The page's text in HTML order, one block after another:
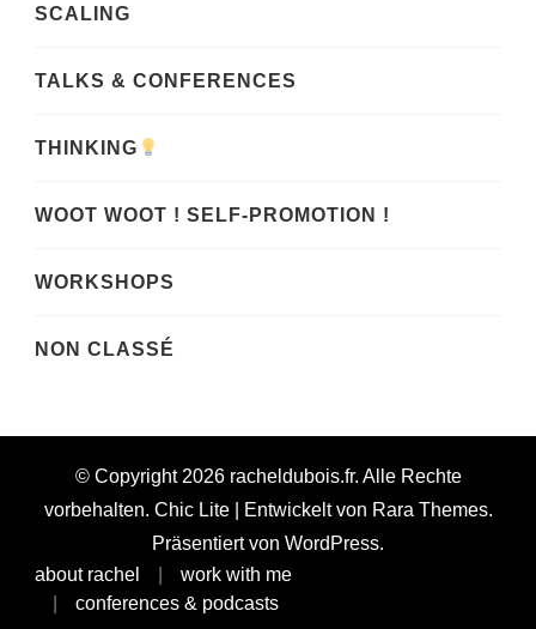
SCALING
TALKS & CONFERENCES
THINKING
WOOT WOOT ! SELF-PROMOTION !
WORKSHOPS
NON CLASSÉ
© Copyright 2026 racheldubois.fr. Alle Rechte
vorbehalten. Chic Lite | Entwickelt von Rara Themes.
Präsentiert von WordPress.
about rachel
work with me
conferences & podcasts